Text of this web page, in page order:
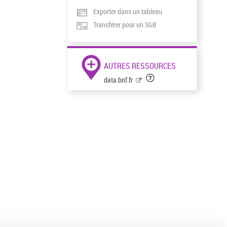
Exporter dans un tableau
Transférer pour un SGB
AUTRES RESSOURCES
data.bnf.fr